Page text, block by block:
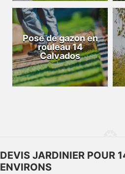
Pose de gazon en
rouleau 14
Calvados
DEVIS JARDINIER POUR
ENVIRONS